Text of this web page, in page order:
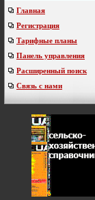
Главная
Регистрация
Тарифные планы
Панель управления
Расширенный поиск
Связь с нами